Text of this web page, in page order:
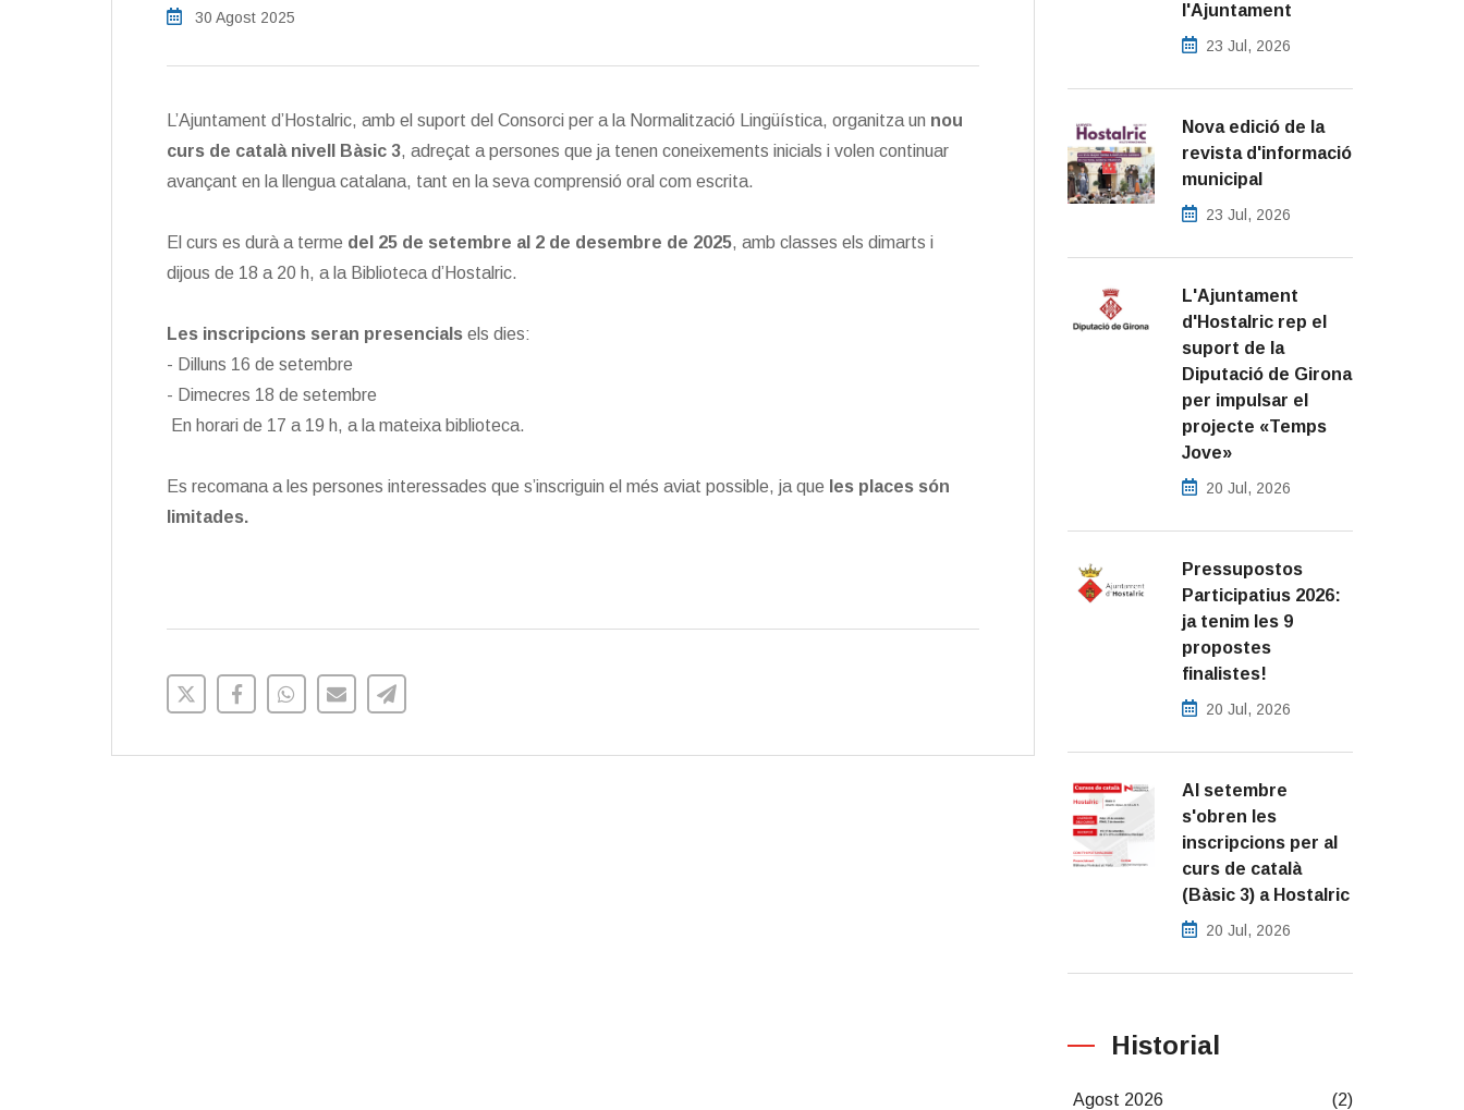
30 Agost 2025
L’Ajuntament d’Hostalric, amb el suport del Consorci per a la Normalització Lingüística, organitza un nou
curs de català nivell Bàsic 3, adreçat a persones que ja tenen coneixements inicials i volen continuar
avançant en la llengua catalana, tant en la seva comprensió oral com escrita.
El curs es durà a terme del 25 de setembre al 2 de desembre de 2025, amb classes els dimarts i
dijous de 18 a 20 h, a la Biblioteca d’Hostalric.
Les inscripcions seran presencials els dies:
- Dilluns 16 de setembre
- Dimecres 18 de setembre
En horari de 17 a 19 h, a la mateixa biblioteca.
Es recomana a les persones interessades que s’inscriguin el més aviat possible, ja que les places són
limitades.
l'Ajuntament
23 Jul, 2026
Nova edició de la
revista d'informació
municipal
23 Jul, 2026
L'Ajuntament
d'Hostalric rep el
suport de la
Diputació de Girona
per impulsar el
projecte «Temps
Jove»
20 Jul, 2026
Pressupostos
Participatius 2026:
ja tenim les 9
propostes
finalistes!
20 Jul, 2026
Al setembre
s'obren les
inscripcions per al
curs de català
(Bàsic 3) a Hostalric
20 Jul, 2026
Historial
Agost 2026 (2)